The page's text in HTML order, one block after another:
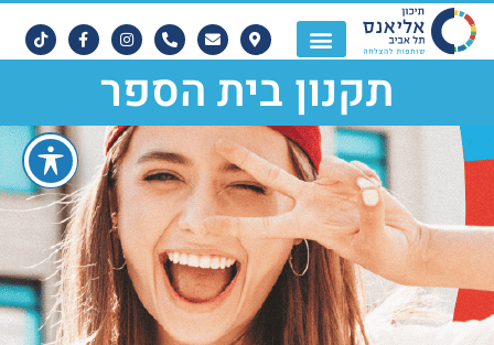
תקנון בית הספר